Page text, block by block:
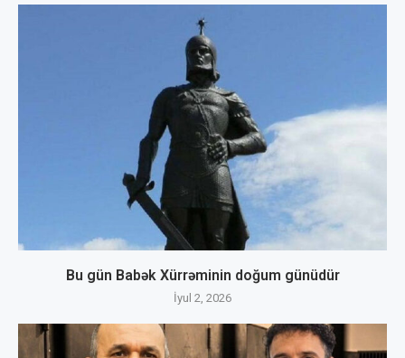
Bu gün Babək Xürrəminin doğum günüdür
İyul 2, 2026